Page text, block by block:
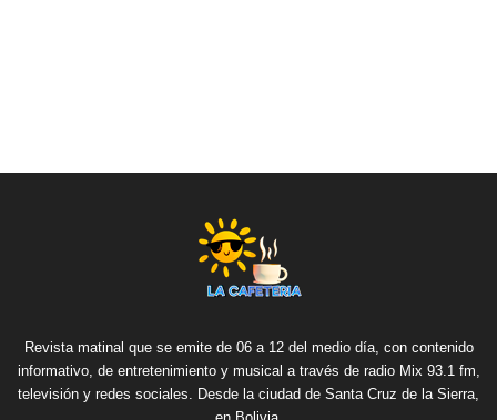
Revista matinal que se emite de 06 a 12 del medio día, con contenido
informativo, de entretenimiento y musical a través de radio Mix 93.1 fm,
televisión y redes sociales. Desde la ciudad de Santa Cruz de la Sierra,